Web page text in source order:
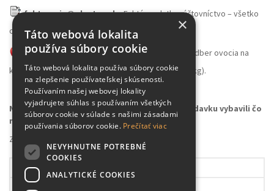
fakturacia@plantex.sk- Faktúry, platby, účtovníctvo – všetko
ohľadom financií smerujte sem.
skladovocia@plantex.sk- Veľkoobchodný odber ovocia na
konzumáciu alebo spracovanie (množstvo nad 100kg).
Napíšte na správny e-mail, aby sme vašu požiadavku vybavili čo
najrýchlejšie
Záhradné centrum Plantex
Pondelok
Utorok
×
Táto webová lokalita
používa súbory cookie
Táto webová lokalita používa súbory cookie
na zlepšenie používateľskej skúsenosti.
Používaním našej webovej lokality
vyjadrujete súhlas s používaním všetkých
súborov cookie v súlade s našimi zásadami
používania súborov cookie. Prečítať viac
NEVYHNUTNE POTREBNÉ
COOKIES
ANALYTICKÉ COOKIES